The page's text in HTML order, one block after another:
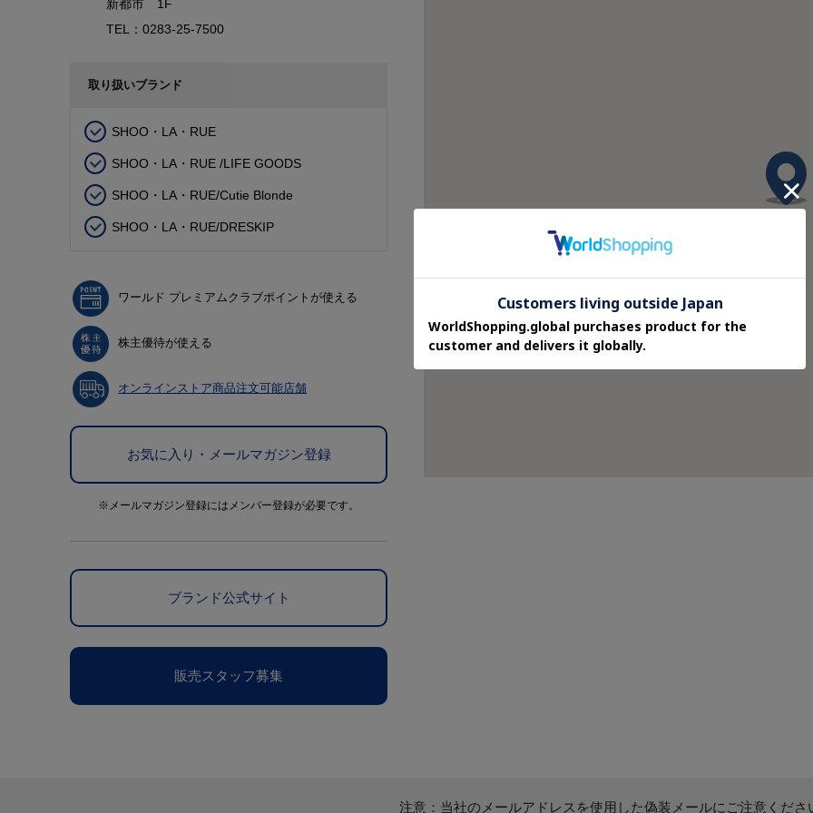
新都市 1F
TEL：0283-25-7500
取り扱いブランド
SHOO・LA・RUE
SHOO・LA・RUE /LIFE GOODS
SHOO・LA・RUE/Cutie Blonde
SHOO・LA・RUE/DRESKIP
ワールド プレミアムクラブポイントが使える
株主優待が使える
オンラインストア商品注文可能店舗
お気に入り・メールマガジン登録
※メールマガジン登録にはメンバー登録が必要です。
ブランド公式サイト
販売スタッフ募集
注意：当社のメールアドレスを使用した偽装メールにご注意くださ